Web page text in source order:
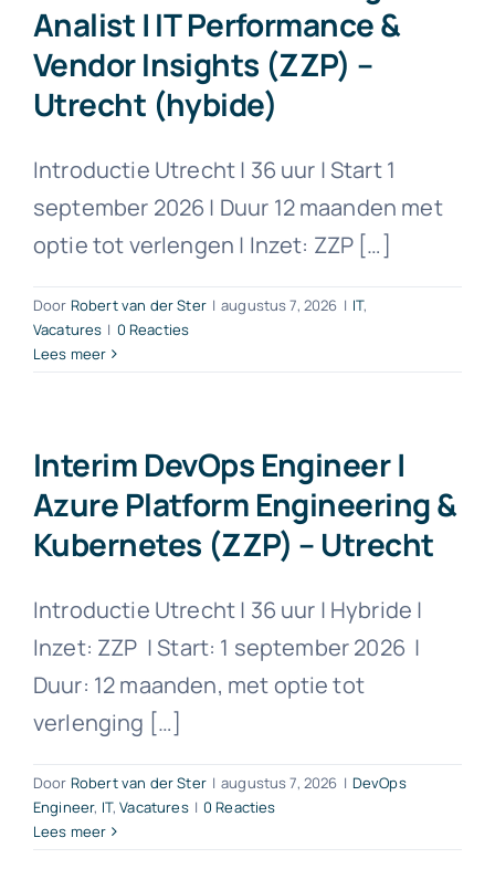
Contact
Analist | IT Performance &
Vendor Insights (ZZP) –
Utrecht (hybide)
Introductie Utrecht | 36 uur | Start 1
september 2026 | Duur 12 maanden met
optie tot verlengen | Inzet: ZZP […]
Door Robert van der Ster | augustus 7, 2026 | IT,
Vacatures | 0 Reacties
Lees meer
Interim DevOps Engineer |
Azure Platform Engineering &
Kubernetes (ZZP) – Utrecht
Introductie Utrecht | 36 uur | Hybride |
Inzet: ZZP | Start: 1 september 2026 |
Duur: 12 maanden, met optie tot
verlenging […]
Door Robert van der Ster | augustus 7, 2026 | DevOps
Engineer, IT,Vacatures | 0 Reacties
Lees meer